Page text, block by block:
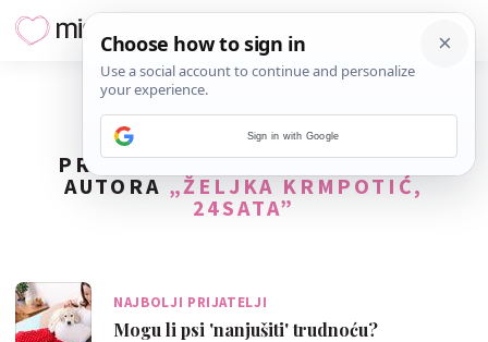
PRONAĐENO19REZULTATA ZA
AUTORA„ŽELJKA KRMPOTIĆ,
24SATA”
NAJBOLJI PRIJATELJI
Mogu li psi 'nanjušiti' trudnoću?
Sign in with Google